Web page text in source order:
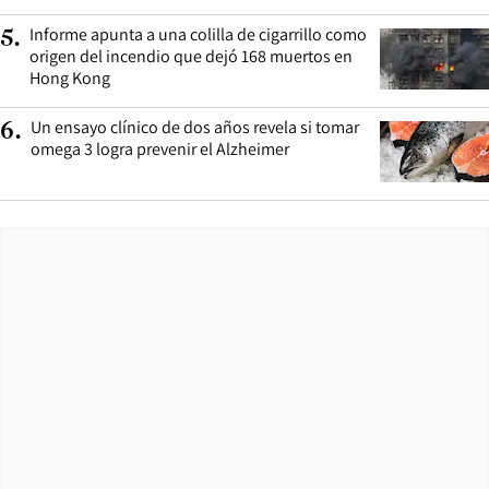
5. Informe apunta a una colilla de cigarrillo como
origen del incendio que dejó 168 muertos en
Hong Kong
6. Un ensayo clínico de dos años revela si tomar
omega 3 logra prevenir el Alzheimer